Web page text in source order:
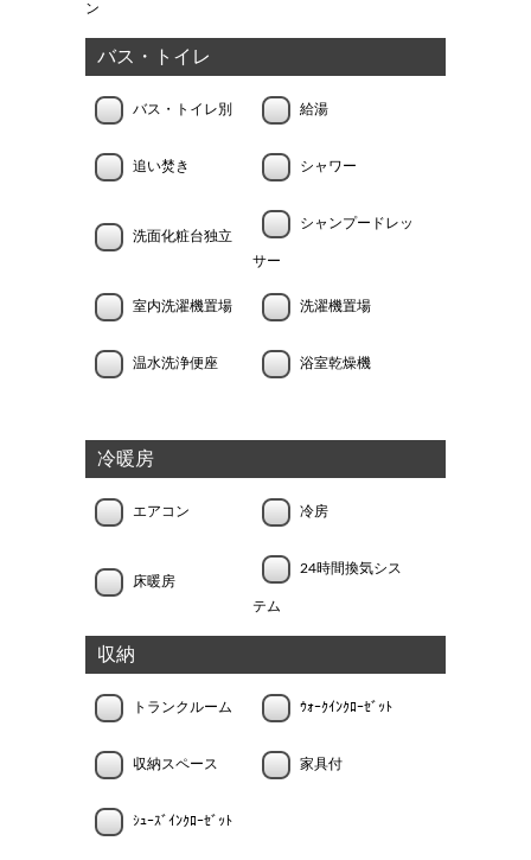
ン
バス・トイレ
バス・トイレ別 給湯
追い焚き シャワー
洗面化粧台独立
シャンプードレッ
サー
室内洗濯機置場 洗濯機置場
温水洗浄便座 浴室乾燥機
冷暖房
エアコン 冷房
床暖房
24時間換気シス
テム
収納
トランクルーム ｳｫｰｸｲﾝｸﾛｰｾﾞｯﾄ
収納スペース 家具付
ｼｭｰｽﾞｲﾝｸﾛｰｾﾞｯﾄ